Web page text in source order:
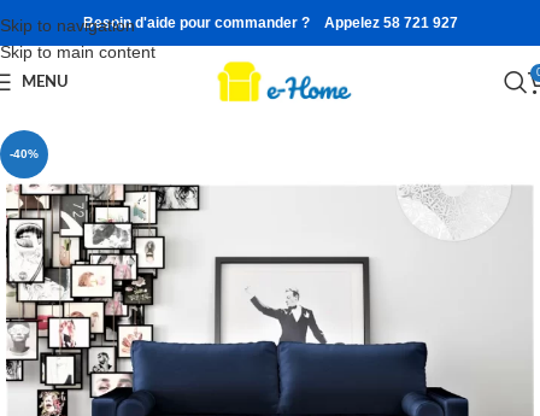
Skip to navigation
Skip to main content
Besoin d'aide pour commander ? Appelez 58 721 927
MENU
-40%